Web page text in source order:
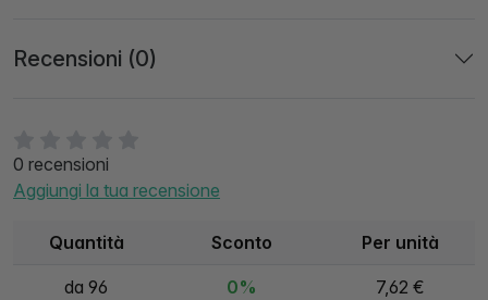
0 recensioni
Aggiungi la tua recensione
Quantità Sconto Per unità
da 96 0% 7,62 €
Recensioni (0)